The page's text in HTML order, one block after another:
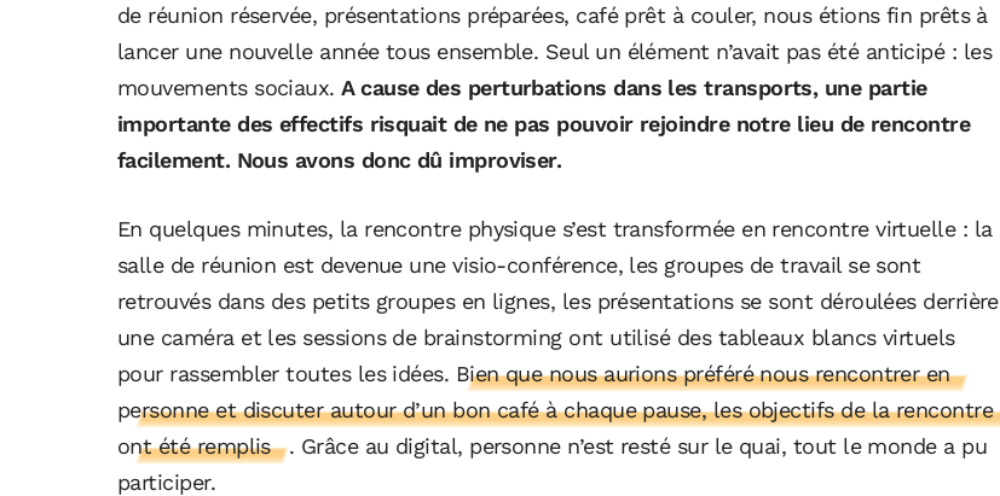
de réunion réservée, présentations préparées, café prêt à couler, nous étions fin prêts à
lancer une nouvelle année tous ensemble. Seul un élément n’avait pas été anticipé : les
mouvements sociaux.A cause des perturbations dans les transports, une partie
importante des effectifs risquait de ne pas pouvoir rejoindre notre lieu de rencontre
facilement. Nous avons donc dû improviser.
En quelques minutes, la rencontre physique s’est transformée en rencontre virtuelle : la
salle de réunion est devenue une visio-conférence, les groupes de travail se sont
retrouvés dans des petits groupes en lignes, les présentations se sont déroulées derrière
une caméra et les sessions de brainstorming ont utilisé des tableaux blancs virtuels
pour rassembler toutes les idées. Bien que nous aurions préféré nous rencontrer en
personne et discuter autour d’un bon café à chaque pause, les objectifs de la rencontre
ont été remplis
. Grâce au digital, personne n’est resté sur le quai, tout le monde a pu
participer.